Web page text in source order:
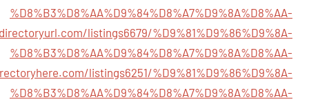
%D8%B3%D8%AA%D9%84%D8%A7%D9%8A%D8%AA-
listings6679/%D9%81%D9%86%D9%8A-
%D8%B3%D8%AA%D9%84%D8%A7%D9%8A%D8%AA-
listings6251/%D9%81%D9%86%D9%8A-
%D8%B3%D8%AA%D9%84%D8%A7%D9%8A%D8%AA-